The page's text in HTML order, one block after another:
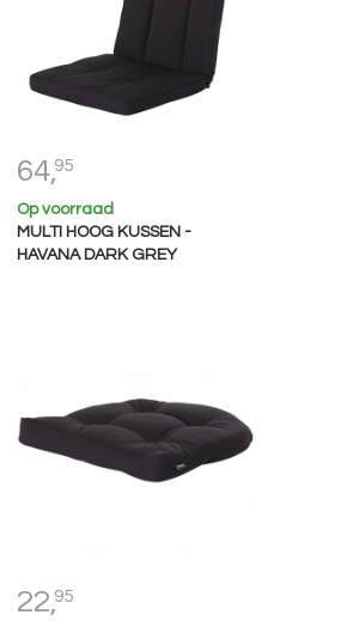
64,95
Op voorraad
MULTI HOOG KUSSEN -
HAVANA DARK GREY
22,95